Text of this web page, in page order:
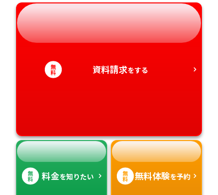
岐阜県
静岡県
愛知県
奈良県
和歌山県
山口県
徳島県
香川県
熊本県
大分県
宮崎県
無
料 資料請求をする
無
料 料金を知りたい 無
料 無料体験を予約